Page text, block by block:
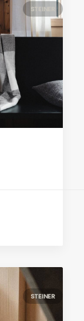
STEINER
STEINER